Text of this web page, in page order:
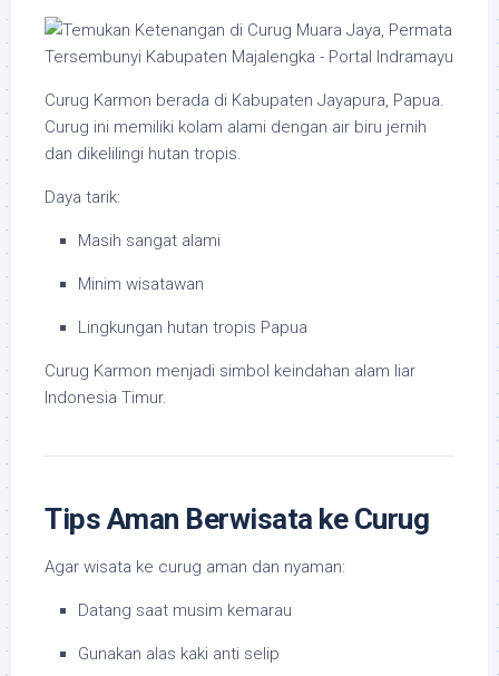
Curug Karmon berada di Kabupaten Jayapura, Papua.
Curug ini memiliki kolam alami dengan air biru jernih
dan dikelilingi hutan tropis.
Daya tarik:
Masih sangat alami
Minim wisatawan
Lingkungan hutan tropis Papua
Curug Karmon menjadi simbol keindahan alam liar
Indonesia Timur.
Tips Aman Berwisata ke Curug
Agar wisata ke curug aman dan nyaman:
Datang saat musim kemarau
Gunakan alas kaki anti selip